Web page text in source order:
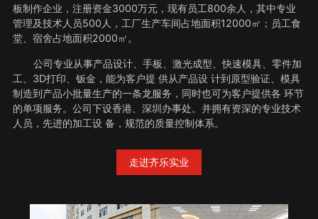
板制作企业，注册资金3000万元，现有员工800余人，其中专业
管理及技术人员500人，工厂生产车间占地面积12000㎡；员工食
堂、宿舍占地面积2000㎡。
公司专业从事产品设计、手板、激光成型、快速模具、零件加
工、3D打印、钣金，能为客户提 供从产品设 计到原型验证、模具
制造到产品小批量生产的一条龙服务，同时也可为客户提供各 环节
的单项服务。公司下设香港、深圳办事处。并拥有资深的专业技术
人员，先进的加工设 备，规范的质量控制体系。
走进齐乐实业